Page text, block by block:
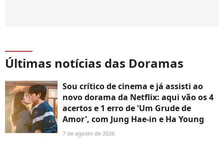
Últimas notícias das Doramas
Sou crítico de cinema e já assisti ao
novo dorama da Netflix: aqui vão os 4
acertos e 1 erro de 'Um Grude de
Amor', com Jung Hae-in e Ha Young
7 de agosto de 2026